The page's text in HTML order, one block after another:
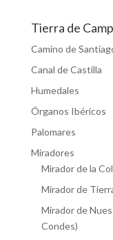
Tierra de
Camino de
Canal de Castilla
Humedales
Órganos Ibéricos
Palomares
Miradores
Mirador de la
Mirador de
Mirador de
Condes)